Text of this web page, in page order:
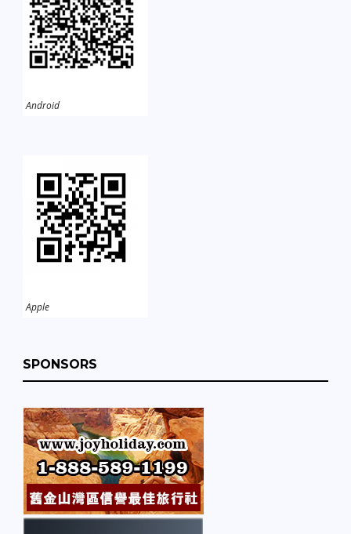
Android
Apple
SPONSORS